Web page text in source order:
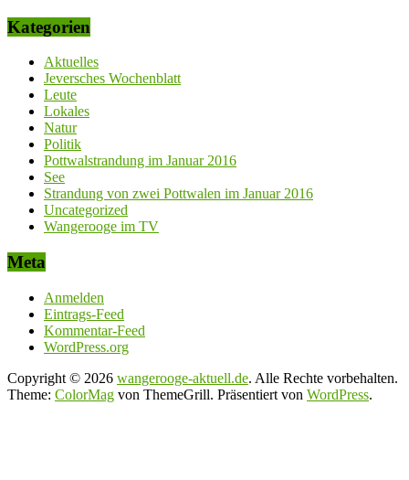
Kategorien
Aktuelles
Jeversches Wochenblatt
Leute
Lokales
Natur
Politik
Pottwalstrandung im Januar 2016
See
Strandung von zwei Pottwalen im Januar 2016
Uncategorized
Wangerooge im TV
Meta
Anmelden
Eintrags-Feed
Kommentar-Feed
WordPress.org
Copyright © 2026 wangerooge-aktuell.de. Alle Rechte vorbehalten.
Theme: ColorMag von ThemeGrill. Präsentiert von WordPress.